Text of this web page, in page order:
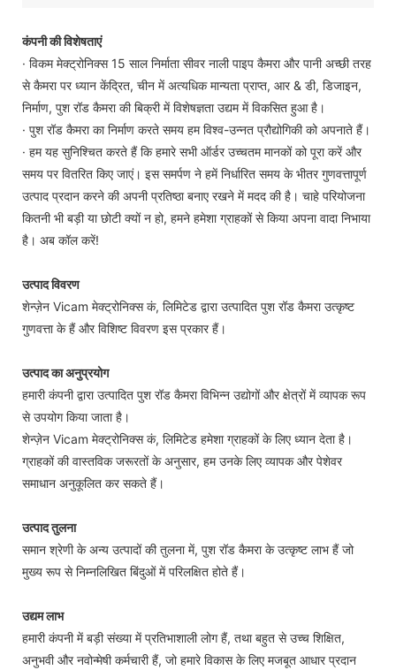
कंपनी की विशेषताएं
· विकम मेक्ट्रोनिक्स 15 साल निर्माता सीवर नाली पाइप कैमरा और पानी अच्छी तरह
से कैमरा पर ध्यान केंद्रित, चीन में अत्यधिक मान्यता प्राप्त, आर & डी, डिजाइन,
निर्माण, पुश रॉड कैमरा की बिक्री में विशेषज्ञता उद्यम में विकसित हुआ है।
· पुश रॉड कैमरा का निर्माण करते समय हम विश्व-उन्नत प्रौद्योगिकी को अपनाते हैं।
· हम यह सुनिश्चित करते हैं कि हमारे सभी ऑर्डर उच्चतम मानकों को पूरा करें और
समय पर वितरित किए जाएं। इस समर्पण ने हमें निर्धारित समय के भीतर गुणवत्तापूर्ण
उत्पाद प्रदान करने की अपनी प्रतिष्ठा बनाए रखने में मदद की है। चाहे परियोजना
कितनी भी बड़ी या छोटी क्यों न हो, हमने हमेशा ग्राहकों से किया अपना वादा निभाया
है। अब कॉल करें!
उत्पाद विवरण
शेन्ज़ेन Vicam मेक्ट्रोनिक्स कं, लिमिटेड द्वारा उत्पादित पुश रॉड कैमरा उत्कृष्ट
गुणवत्ता के हैं और विशिष्ट विवरण इस प्रकार हैं।
उत्पाद का अनुप्रयोग
हमारी कंपनी द्वारा उत्पादित पुश रॉड कैमरा विभिन्न उद्योगों और क्षेत्रों में व्यापक रूप
से उपयोग किया जाता है।
शेन्ज़ेन Vicam मेक्ट्रोनिक्स कं, लिमिटेड हमेशा ग्राहकों के लिए ध्यान देता है।
ग्राहकों की वास्तविक जरूरतों के अनुसार, हम उनके लिए व्यापक और पेशेवर
समाधान अनुकूलित कर सकते हैं।
उत्पाद तुलना
समान श्रेणी के अन्य उत्पादों की तुलना में, पुश रॉड कैमरा के उत्कृष्ट लाभ हैं जो
मुख्य रूप से निम्नलिखित बिंदुओं में परिलक्षित होते हैं।
उद्यम लाभ
हमारी कंपनी में बड़ी संख्या में प्रतिभाशाली लोग हैं, तथा बहुत से उच्च शिक्षित,
अनुभवी और नवोन्मेषी कर्मचारी हैं, जो हमारे विकास के लिए मजबूत आधार प्रदान